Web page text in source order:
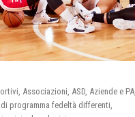
Associazioni, ASD, Aziende e PA,
programma fedeltà differenti,